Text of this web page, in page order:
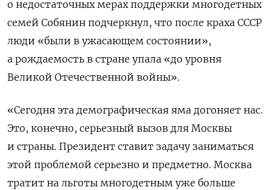
о недостаточных мерах поддержки многодетных
семей Собянин подчеркнул, что после краха СССР
люди «были в ужасающем состоянии»,
а рождаемость в стране упала «до уровня
Великой Отечественной войны».
«Сегодня эта демографическая яма догоняет нас.
Это, конечно, серьезный вызов для Москвы
и страны. Президент ставит задачу заниматься
этой проблемой серьезно и предметно. Москва
тратит на льготы многодетным уже больше